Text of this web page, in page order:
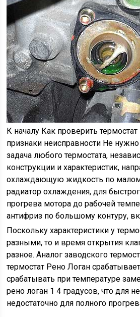
К началу Как проверить
признаки неисправности Не
задача любого термостата,
конструкции и характеристик,
охлаждающую жидкость по
радиатор охлаждения, для
прогрева мотора до рабочей
антифриз по большому контуру,
Поскольку характеристики у
разными, то и время открытия
разное. Аналог заводского
термостат Рено Логан
срабатывать при температуре
рено логан 1 4 градусов, что для
недостаточно для полного